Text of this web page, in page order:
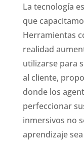
La tecnología
que
Herramientas
realidad
utilizarse para
al cliente,
donde los
perfeccionar
inmersivos no
aprendizaje